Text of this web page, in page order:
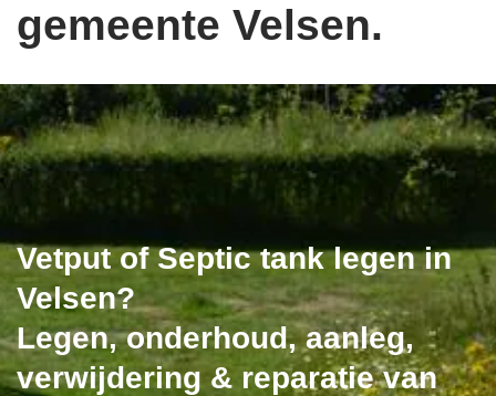
gemeente Velsen.
Vetput of Septic tank legen in
Velsen?
Legen, onderhoud, aanleg,
verwijdering & reparatie van